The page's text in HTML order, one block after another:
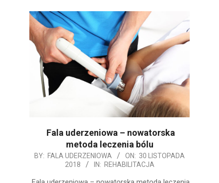
Fala uderzeniowa – nowatorska
metoda leczenia bólu
2018-
30
BY: FALA UDERZENIOWA ON: 30 LISTOPADA
2018
IN: REHABILITACJA